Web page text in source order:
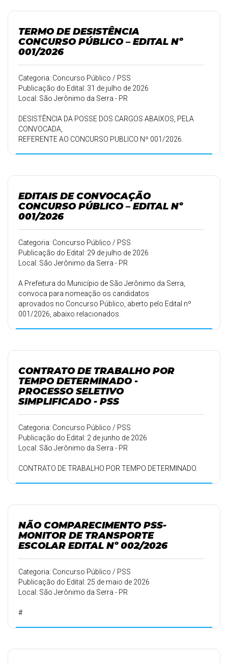
TERMO DE DESISTÊNCIA
CONCURSO PÚBLICO – EDITAL Nº
001/2026
Categoria: Concurso Público / PSS
Publicação do Edital: 31 de julho de 2026
Local: São Jerônimo da Serra - PR
DESISTÊNCIA DA POSSE DOS CARGOS ABAIXOS, PELA
CONVOCADA,
REFERENTE AO CONCURSO PUBLICO Nº 001/2026.
EDITAIS DE CONVOCAÇÃO
CONCURSO PÚBLICO – EDITAL Nº
001/2026
Categoria: Concurso Público / PSS
Publicação do Edital: 29 de julho de 2026
Local: São Jerônimo da Serra - PR
A Prefeitura do Município de São Jerônimo da Serra,
convoca para nomeação os candidatos
aprovados no Concurso Público, aberto pelo Edital nº
001/2026, abaixo relacionados.
CONTRATO DE TRABALHO POR
TEMPO DETERMINADO -
PROCESSO SELETIVO
SIMPLIFICADO - PSS
Categoria: Concurso Público / PSS
Publicação do Edital: 2 de junho de 2026
Local: São Jerônimo da Serra - PR
CONTRATO DE TRABALHO POR TEMPO DETERMINADO.
NÃO COMPARECIMENTO PSS-
MONITOR DE TRANSPORTE
ESCOLAR EDITAL Nº 002/2026
Categoria: Concurso Público / PSS
Publicação do Edital: 25 de maio de 2026
Local: São Jerônimo da Serra - PR
#